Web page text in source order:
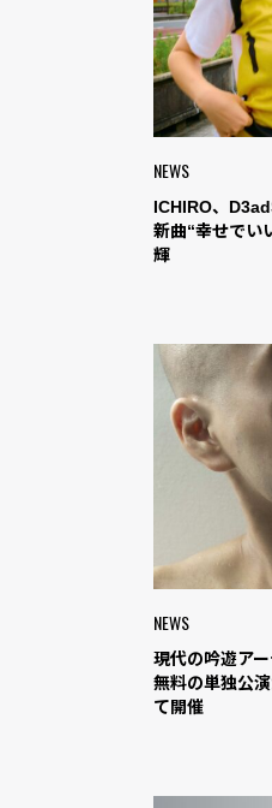
NEWS
ICHIRO、
新曲“幸せで
輝
NEWS
現代の吟遊ア
無料の単独公
て開催